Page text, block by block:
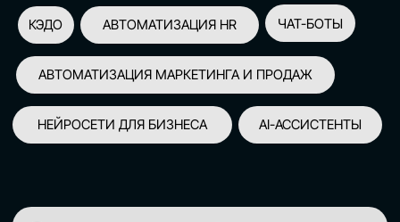
УЧАСТНИКОВ
2500+
GLOBAL TECH FORUM –
ИЗУЧЕНИЯНОВЫХ